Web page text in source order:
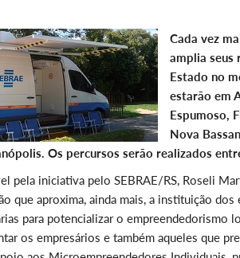
Cada vez
amplia seus
Estado no
estarão em
Espumoso,
Nova
Os percursos serão realizados
pela iniciativa pelo SEBRAE/RS, Roseli
que aproxima, ainda mais, a instituição
para potencializar o empreendedorismo
os empresários e também aqueles que